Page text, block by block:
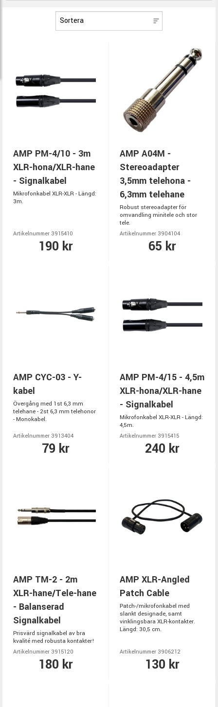
AMP PM-4/10 - 3m
XLR-hona/XLR-hane
- Signalkabel
Mikrofonkabel XLR-XLR - Längd:
3m.
Artikelnummer 3915410
190 kr
AMP A04M -
Stereoadapter
3,5mm telehona -
6,3mm telehane
Robust stereoadapter för
omvandling minitele och stor
tele.
Artikelnummer 3904104
65 kr
AMP CYC-03 - Y-
kabel
Övergång med 1st 6,3 mm
telehane - 2st 6,3 mm telehonor
- Monokabel.
Artikelnummer 3913404
79 kr
AMP PM-4/15 - 4,5m
XLR-hona/XLR-hane
- Signalkabel
Mikrofonkabel XLR-XLR - Längd:
4,5m.
Artikelnummer 3915415
240 kr
AMP TM-2 - 2m
XLR-hane/Tele-hane
- Balanserad
Signalkabel
Prisvärd signalkabel av bra
kvalité med robusta kontakter!
Artikelnummer 3915120
180 kr
AMP XLR-Angled
Patch Cable
Patch-/mikrofonkabel med
slankt designade, samt
vinklingsbara XLR-kontakter.
Längd: 30,5 cm.
Artikelnummer 3906212
130 kr